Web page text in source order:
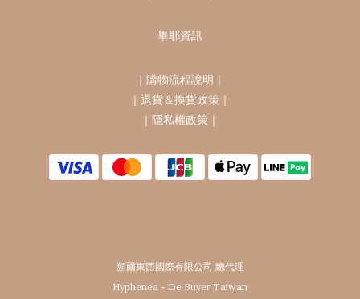
畢耶資訊
｜ 購物流程說明 ｜
｜ 退貨＆換貨政策 ｜
｜ 隱私權政策 ｜
頤爾東西國際有限公司 總代理
Hyphenea - De Buyer Taiwan